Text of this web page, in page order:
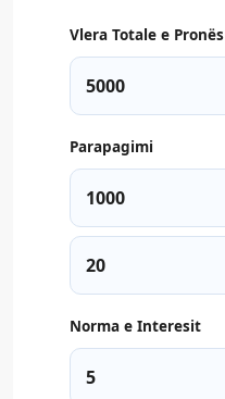
Vlera Totale e Pronës
Parapagimi
Norma e Interesit